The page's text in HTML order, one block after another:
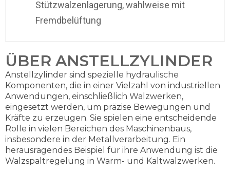
Stützwalzenlagerung, wahlweise mit
Fremdbelüftung
ÜBER ANSTELLZYLINDER
Anstellzylinder sind spezielle hydraulische
Komponenten, die in einer Vielzahl von industriellen
Anwendungen, einschließlich Walzwerken,
eingesetzt werden, um präzise Bewegungen und
Kräfte zu erzeugen. Sie spielen eine entscheidende
Rolle in vielen Bereichen des Maschinenbaus,
insbesondere in der Metallverarbeitung. Ein
herausragendes Beispiel für ihre Anwendung ist die
Walzspaltregelung in Warm- und Kaltwalzwerken.